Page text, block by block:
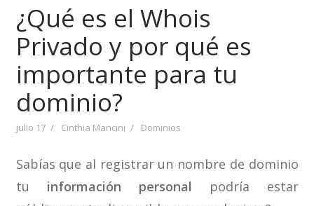
¿Qué es el Whois
Privado y por qué es
importante para tu
dominio?
julio 17 Cinthia Mancini Dominios
Sabías que al registrar un nombre de dominio
tu información personal podría estar